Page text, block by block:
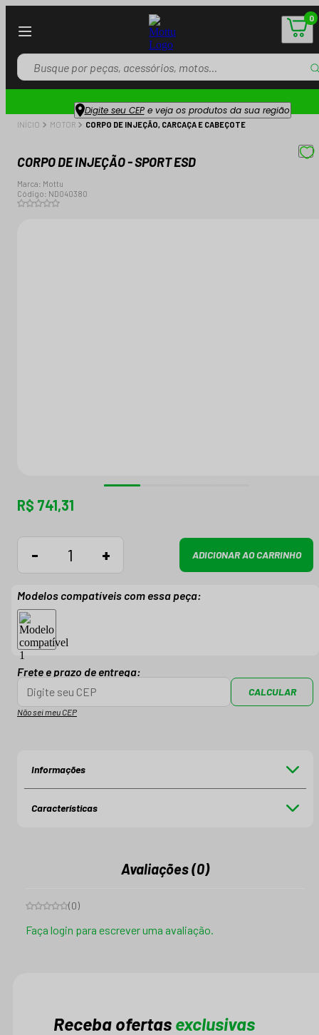
0
Digite seu CEPe veja os produtos da sua região
INÍCIO MOTOR CORPO DE INJEÇÃO, CARCAÇA E CABEÇOTE
CORPO DE INJEÇÃO - SPORT ESD
Marca: Mottu
Código: ND040380
R$ 741,31
- + ADICIONAR AO CARRINHO
Modelos compatíveis com essa peça:
Frete e prazo de entrega:
CALCULAR
Não sei meu CEP
Informações
Características
Avaliações (0)
(0)
Faça login para escrever uma avaliação.
Receba ofertas exclusivas